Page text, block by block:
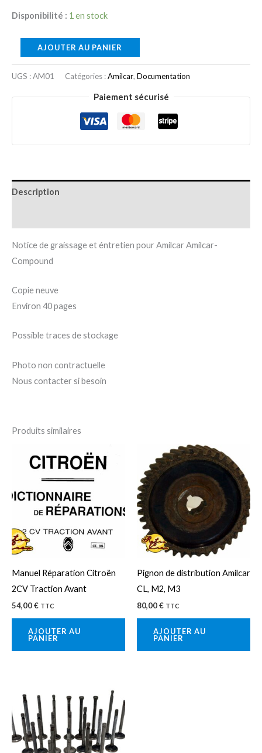
Disponibilité : 1 en stock
AJOUTER AU PANIER
UGS :AM01 Catégories :Amilcar, Documentation
Paiement sécurisé
Description
Notice de graissage et éntretien pour Amilcar Amilcar-
Compound
Copie neuve
Environ 40 pages
Possible traces de stockage
Photo non contractuelle
Nous contacter si besoin
Produits similaires
Manuel Réparation Citroën
2CV Traction Avant
54,00€ TTC
AJOUTER AU
PANIER
Pignon de distribution Amilcar
CL, M2, M3
80,00€ TTC
AJOUTER AU
PANIER
produit
a